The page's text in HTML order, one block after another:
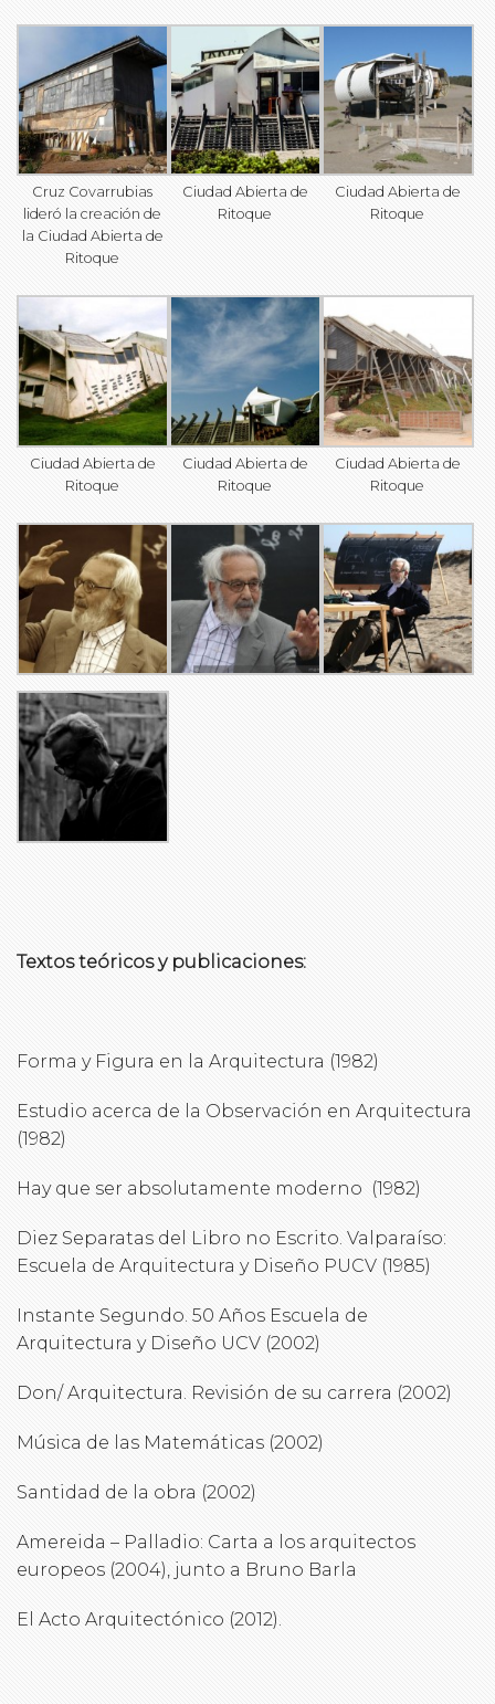
Cruz Covarrubias
lideró la creación de
la Ciudad Abierta de
Ritoque
Ciudad Abierta de
Ritoque
Ciudad Abierta de
Ritoque
Ciudad Abierta de
Ritoque
Ciudad Abierta de
Ritoque
Ciudad Abierta de
Ritoque
Textos teóricos y publicaciones:
Forma y Figura en la Arquitectura (1982)
Estudio acerca de la Observación en Arquitectura
(1982)
Hay que ser absolutamente moderno (1982)
Diez Separatas del Libro no Escrito. Valparaíso:
Escuela de Arquitectura y Diseño PUCV (1985)
Instante Segundo. 50 Años Escuela de
Arquitectura y Diseño UCV (2002)
Don/ Arquitectura. Revisión de su carrera (2002)
Música de las Matemáticas (2002)
Santidad de la obra (2002)
Amereida – Palladio: Carta a los arquitectos
europeos (2004), junto a Bruno Barla
El Acto Arquitectónico (2012).